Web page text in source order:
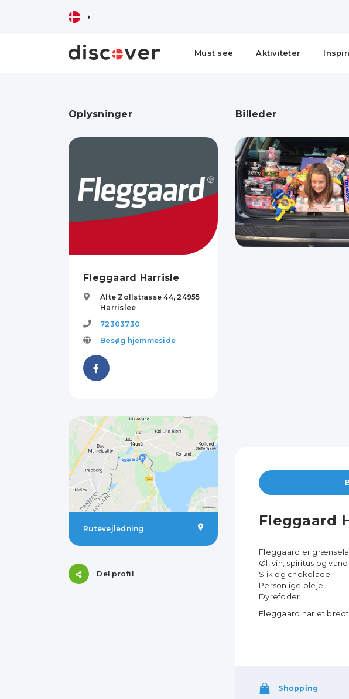
Must see Aktiviteter
Oplysninger
Fleggaard Harrisle
Alte Zollstrasse 44, 24955
Harrislee
72303730
Besøg hjemmeside
Rutevejledning
Del profil
Billeder
Fleggaard
Fleggaard er
Øl, vin, spiritus og vand
Slik og chokolade
Personlige pleje
Dyrefoder
Fleggaard har et
Shopping